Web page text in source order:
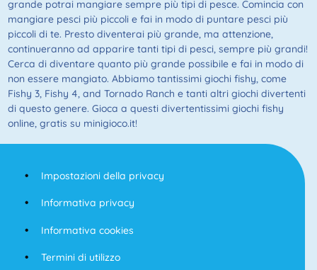
grande potrai mangiare sempre più tipi di pesce. Comincia con
mangiare pesci più piccoli e fai in modo di puntare pesci più
piccoli di te. Presto diventerai più grande, ma attenzione,
continueranno ad apparire tanti tipi di pesci, sempre più grandi!
Cerca di diventare quanto più grande possibile e fai in modo di
non essere mangiato. Abbiamo tantissimi giochi fishy, come
Fishy 3, Fishy 4, and Tornado Ranch e tanti altri giochi divertenti
di questo genere. Gioca a questi divertentissimi giochi fishy
online, gratis su minigioco.it!
Impostazioni della privacy
Informativa privacy
Informativa cookies
Termini di utilizzo